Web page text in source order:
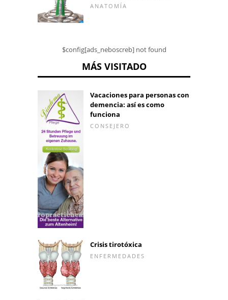
ANATOMÍA
$config[ads_neboscreb] not found
MÁS VISITADO
Vacaciones para personas con
demencia: así es como
funciona
CONSEJERO
Crisis tirotóxica
ENFERMEDADES